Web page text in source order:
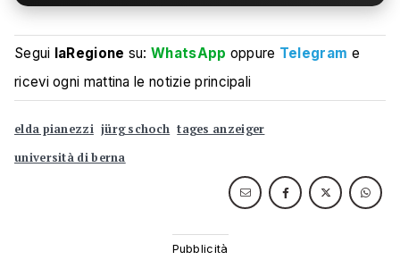
Segui laRegione su:WhatsApp oppure Telegram e
ricevi ogni mattina le notizie principali
elda pianezzi jürg schoch tages anzeiger
università di berna